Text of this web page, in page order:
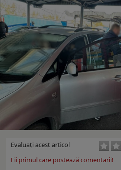
Evaluaţi acest articol
Fii primul care postează comentarii!